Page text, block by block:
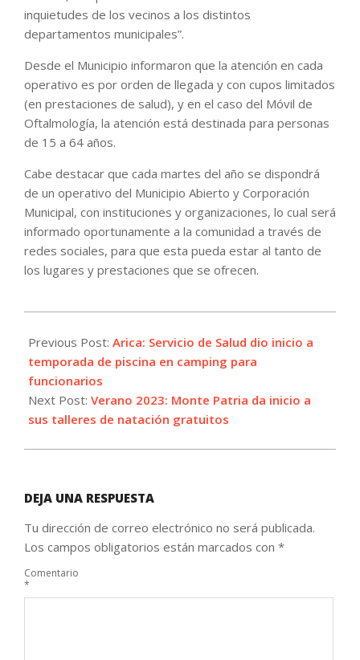
inquietudes de los vecinos a los distintos
departamentos municipales”.
Desde el Municipio informaron que la atención en cada
operativo es por orden de llegada y con cupos limitados
(en prestaciones de salud), y en el caso del Móvil de
Oftalmología, la atención está destinada para personas
de 15 a 64 años.
Cabe destacar que cada martes del año se dispondrá
de un operativo del Municipio Abierto y Corporación
Municipal, con instituciones y organizaciones, lo cual será
informado oportunamente a la comunidad a través de
redes sociales, para que esta pueda estar al tanto de
los lugares y prestaciones que se ofrecen.
01-
11
Previous Post: Arica: Servicio de Salud dio inicio a
temporada de piscina en camping para
funcionarios
Next Post: Verano 2023: Monte Patria da inicio a
sus talleres de natación gratuitos
DEJA UNA RESPUESTA
Tu dirección de correo electrónico no será publicada.
Los campos obligatorios están marcados con *
Comentario
*